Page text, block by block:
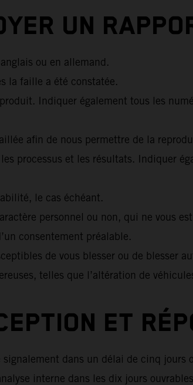
UN
ou en allemand.
la faille a été constatée.
Indiquer également tous les
afin de nous permettre de la
processus et les résultats. Indiquer
le cas échéant.
personnel ou non, qui ne vous
consentement préalable.
de vous blesser ou de blesser
telles que l’altération de
ET
dans un délai de cinq jours
interne dans les dix jours